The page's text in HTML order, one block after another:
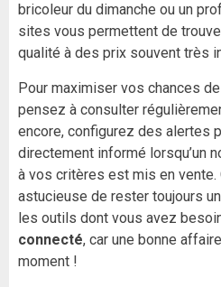
bricoleur du dimanche ou un
sites vous permettent de
qualité à des prix souvent très
Pour maximiser vos chances
pensez à consulter
encore, configurez des alertes
directement informé lorsqu’un
à vos critères est mis en vente.
astucieuse de rester toujours
les outils dont vous avez
connecté, car une bonne
moment !